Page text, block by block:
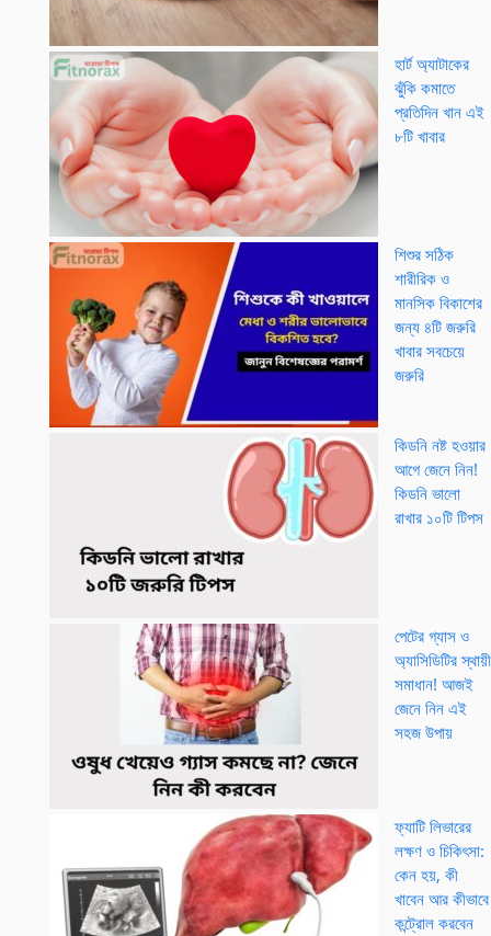
হার্ট অ্যাটাকের
ঝুঁকি কমাতে
প্রতিদিন খান এই
৮টি খাবার
শিশুর সঠিক
শারীরিক ও
মানসিক বিকাশের
জন্য ৪টি জরুরি
খাবার সবচেয়ে
জরুরি
কিডনি নষ্ট হওয়ার
আগে জেনে নিন!
কিডনি ভালো
রাখার ১০টি টিপস
পেটের গ্যাস ও
অ্যাসিডিটির স্থায়ী
সমাধান! আজই
জেনে নিন এই
সহজ উপায়
ফ্যাটি লিভারের
লক্ষণ ও চিকিৎসা:
কেন হয়, কী
খাবেন আর কীভাবে
কন্ট্রোল করবেন